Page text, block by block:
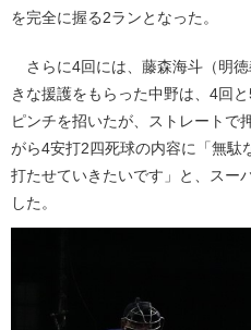
を完全に握る2ランとなった。
さらに4回には、藤森海斗（明
きな援護をもらった中野は、4回
ピンチを招いたが、ストレートで
がら4安打2四死球の内容に「無駄
打たせていきたいです」と、スー
した。